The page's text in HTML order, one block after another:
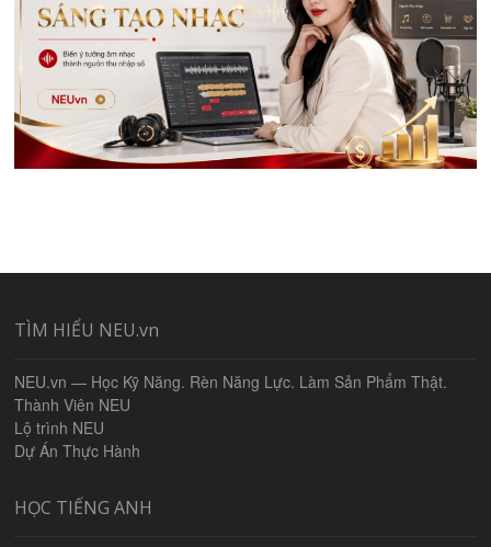
TÌM HIỂU NEU.vn
NEU.vn — Học Kỹ Năng. Rèn Năng Lực. Làm Sản Phẩm Thật.
Thành Viên NEU
Lộ trình NEU
Dự Án Thực Hành
HỌC TIẾNG ANH